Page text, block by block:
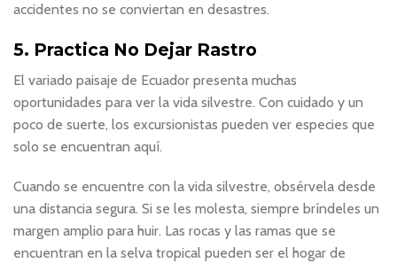
accidentes no se conviertan en desastres.
5. Practica No Dejar Rastro
El variado paisaje de Ecuador presenta muchas
oportunidades para ver la vida silvestre. Con cuidado y un
poco de suerte, los excursionistas pueden ver especies que
solo se encuentran aquí.
Cuando se encuentre con la vida silvestre, obsérvela desde
una distancia segura. Si se les molesta, siempre bríndeles un
margen amplio para huir. Las rocas y las ramas que se
encuentran en la selva tropical pueden ser el hogar de